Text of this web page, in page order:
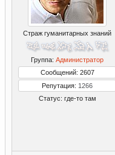
Страж гуманитарных знаний
Группа: Администратор
Сообщений: 2607
Репутация: 1266
Статус: где-то там